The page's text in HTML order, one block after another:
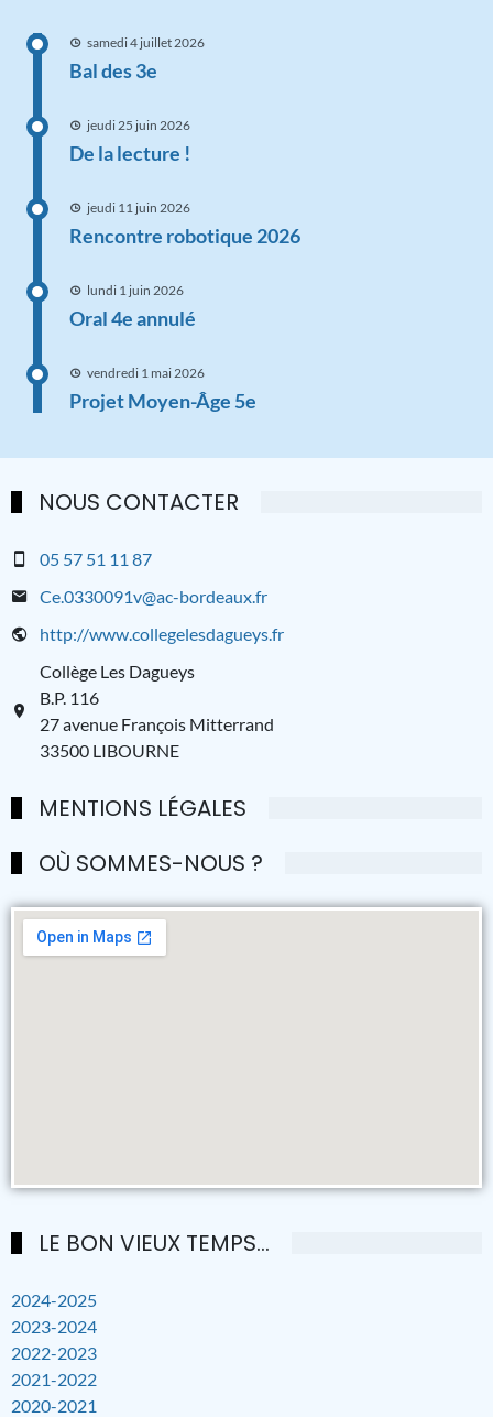
samedi 4 juillet 2026
Bal des 3e
jeudi 25 juin 2026
De la lecture !
jeudi 11 juin 2026
Rencontre robotique 2026
lundi 1 juin 2026
Oral 4e annulé
vendredi 1 mai 2026
Projet Moyen-Âge 5e
NOUS CONTACTER
05 57 51 11 87
Ce.0330091v@ac-bordeaux.fr
http://www.collegelesdagueys.fr
Collège Les Dagueys
B.P. 116
27 avenue François Mitterrand
33500 LIBOURNE
MENTIONS LÉGALES
OÙ SOMMES-NOUS ?
LE BON VIEUX TEMPS...
2024-2025
2023-2024
2022-2023
2021-2022
2020-2021